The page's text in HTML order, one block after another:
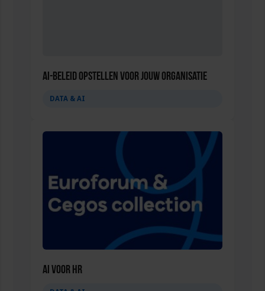
AI-beleid opstellen voor jouw organisatie
DATA & AI
AI voor HR